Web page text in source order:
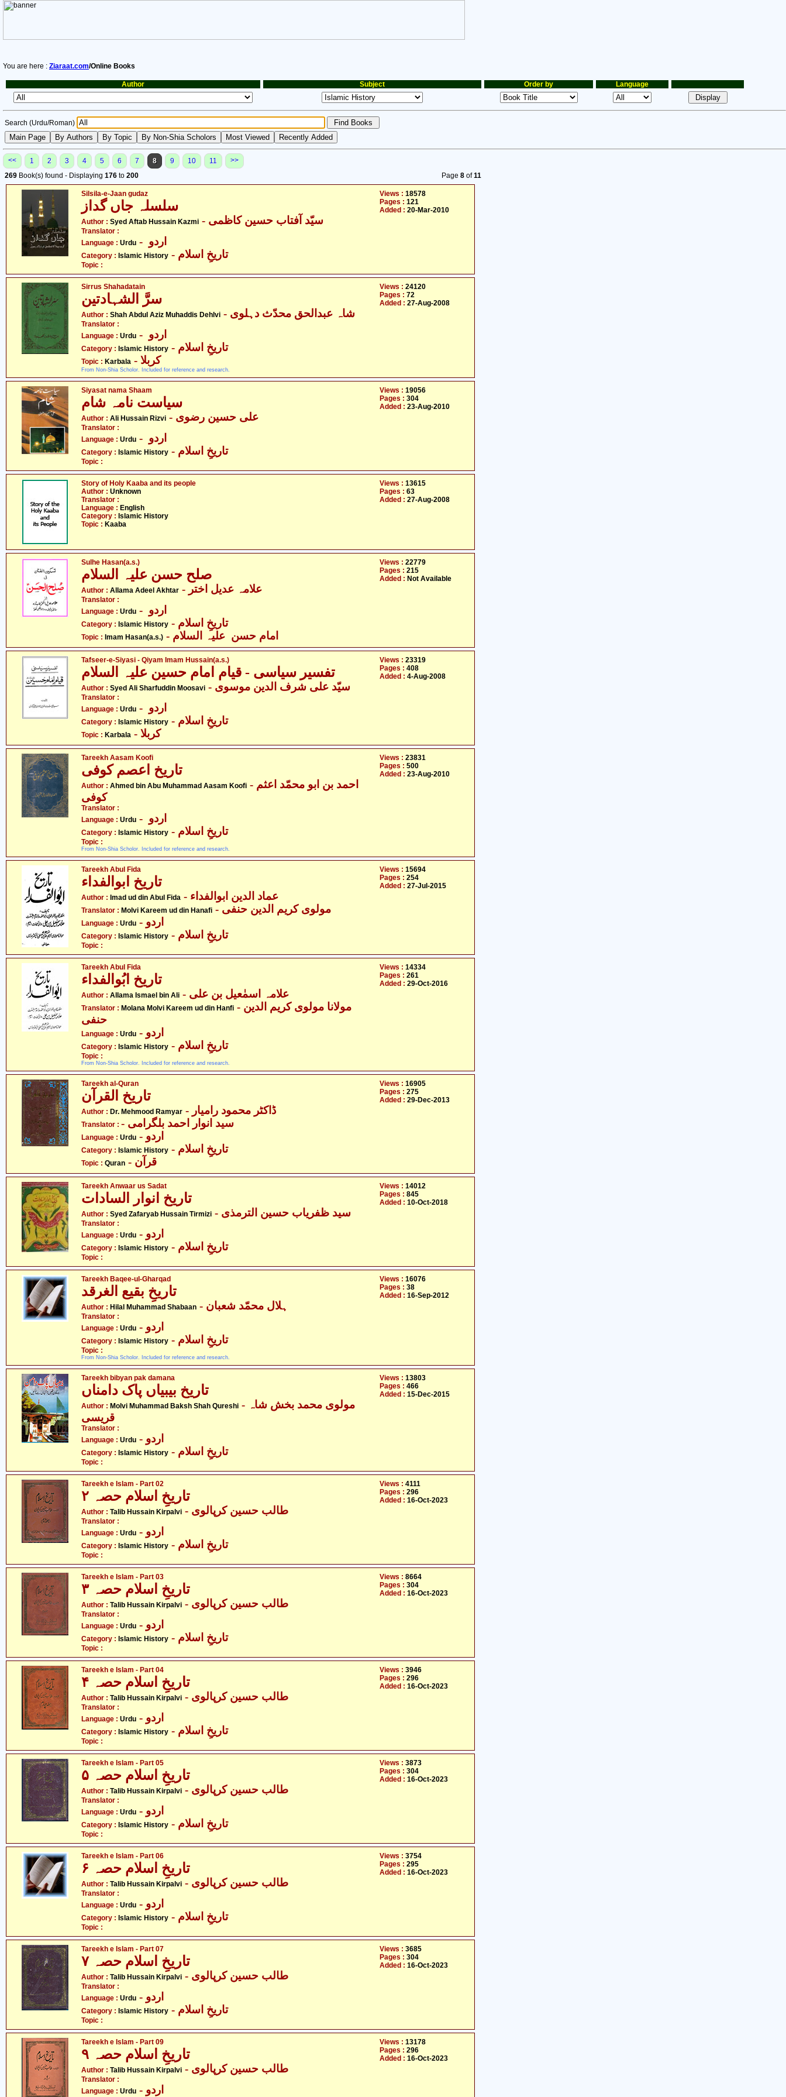
You are here : Ziaraat.com/Online Books
Author Subject Order by Language
Search (Urdu/Roman)
<< 1 2 3 4 5 6 7 8 9 10 11
>>
269 Book(s) found - Displaying 176 to 200 Page 8of11
Silsila-e-Jaan gudaz
Author : Syed Aftab Hussain Kazmi - سیّد آفتاب حسین کاظمی
Translator :
Language : Urdu
Category : Islamic History - تاریخِ اسلام
Topic :
Views : 18578
Pages : 121
Added : 20-Mar-2010
Sirrus Shahadatain
Author : Shah Abdul Aziz Muhaddis Dehlvi - شاہ عبدالحق محدّث دہلوی
Translator :
Language : Urdu
Category : Islamic History - تاریخِ اسلام
Topic : Karbala - کربلا
From Non-Shia Scholor. Included for reference and research.
Views : 24120
Pages : 72
Added : 27-Aug-2008
Siyasat nama Shaam
Author : Ali Hussain Rizvi
Translator :
Language : Urdu
Category : Islamic History - تاریخِ اسلام
Topic :
Views : 19056
Pages : 304
Added : 23-Aug-2010
Story of Holy Kaaba and its people
Author : Unknown
Translator :
Language : English
Category : Islamic History
Topic : Kaaba
Views : 13615
Pages : 63
Added : 27-Aug-2008
Sulhe Hasan(a.s.)
صلح حسن علیہ السلام
Author : Allama Adeel Akhtar - علامہ عدیل اختر
Translator :
Language : Urdu
Category : Islamic History - تاریخِ اسلام
Topic : Imam Hasan(a.s.) - امام حسن علیہ السلام
Views : 22779
Pages : 215
Added : Not Available
Tafseer-e-Siyasi - Qiyam Imam Hussain(a.s.)
تفسیر سیاسی - قیام امام حسین علیہ السلام
Author : Syed Ali Sharfuddin Moosavi - سیّد علی شرف الدین موسوی
Translator :
Language : Urdu
Category : Islamic History - تاریخِ اسلام
Topic : Karbala - کربلا
Views : 23319
Pages : 408
Added : 4-Aug-2008
Tareekh Aasam Koofi
تاریخ اعصم کوفی
Author : Ahmed bin Abu Muhammad Aasam Koofi - احمد بن ابو محمّد اعثم
کوفی
Translator :
Language : Urdu
Category : Islamic History - تاریخِ اسلام
Topic :
From Non-Shia Scholor. Included for reference and research.
Views : 23831
Pages : 500
Added : 23-Aug-2010
Tareekh Abul Fida
تاریخ ابوالفداء
Author : Imad ud din Abul Fida - عماد الدین ابوالفداء
Translator : Molvi Kareem ud din Hanafi - مولوی کریم الدین حنفی
Language : Urdu - اردو
Category : Islamic History - تاریخِ اسلام
Topic :
Views : 15694
Pages : 254
Added : 27-Jul-2015
Tareekh Abul Fida
تاریخ ابُوالفداء
Author : Allama Ismael bin Ali - علامہ اسمٰعیل بن علی
Translator : Molana Molvi Kareem ud din Hanfi - مولانا مولوی کریم الدین
حنفی
Language : Urdu - اردو
Category : Islamic History - تاریخِ اسلام
Topic :
From Non-Shia Scholor. Included for reference and research.
Views : 14334
Pages : 261
Added : 29-Oct-2016
Tareekh al-Quran
تاریخ القرآن
Author : Dr. Mehmood Ramyar - ڈاکٹر محمود رامیار
Translator : - سید انوار احمد بلگرامی
Language : Urdu - اردو
Category : Islamic History - تاریخِ اسلام
Topic : Quran - قرآن
Views : 16905
Pages : 275
Added : 29-Dec-2013
Tareekh Anwaar us Sadat
تاریخ انوار السادات
Author : Syed Zafaryab Hussain Tirmizi - سید ظفریاب حسین الترمذی
Translator :
Language : Urdu - اردو
Category : Islamic History - تاریخِ اسلام
Topic :
Views : 14012
Pages : 845
Added : 10-Oct-2018
Tareekh Baqee-ul-Gharqad
تاریخِ بقیع الغرقد
Author : Hilal Muhammad Shabaan - ہلال محمّد شعبان
Translator :
Language : Urdu - اردو
Category : Islamic History - تاریخِ اسلام
Topic :
From Non-Shia Scholor. Included for reference and research.
Views : 16076
Pages : 38
Added : 16-Sep-2012
Tareekh bibyan pak damana
تاریخ بیبیاں پاک دامناں
Author : Molvi Muhammad Baksh Shah Qureshi - مولوی محمد بخش شاہ
قریسی
Translator :
Language : Urdu - اردو
Category : Islamic History - تاریخِ اسلام
Topic :
Views : 13803
Pages : 466
Added : 15-Dec-2015
Tareekh e Islam - Part 02
تاریخِ اسلام حصہ ۲
Author : Talib Hussain Kirpalvi - طالب حسین کرپالوی
Translator :
Language : Urdu - اردو
Category : Islamic History - تاریخِ اسلام
Topic :
Views : 4111
Pages : 296
Added : 16-Oct-2023
Tareekh e Islam - Part 03
تاریخِ اسلام حصہ ۳
Author : Talib Hussain Kirpalvi - طالب حسین کرپالوی
Translator :
Language : Urdu - اردو
Category : Islamic History - تاریخِ اسلام
Topic :
Views : 8664
Pages : 304
Added : 16-Oct-2023
Tareekh e Islam - Part 04
تاریخِ اسلام حصہ ۴
Author : Talib Hussain Kirpalvi - طالب حسین کرپالوی
Translator :
Language : Urdu - اردو
Category : Islamic History - تاریخِ اسلام
Topic :
Views : 3946
Pages : 296
Added : 16-Oct-2023
Tareekh e Islam - Part 05
تاریخِ اسلام حصہ ۵
Author : Talib Hussain Kirpalvi - طالب حسین کرپالوی
Translator :
Language : Urdu - اردو
Category : Islamic History - تاریخِ اسلام
Topic :
Views : 3873
Pages : 304
Added : 16-Oct-2023
Tareekh e Islam - Part 06
تاریخِ اسلام حصہ ۶
Author : Talib Hussain Kirpalvi - طالب حسین کرپالوی
Translator :
Language : Urdu - اردو
Category : Islamic History - تاریخِ اسلام
Topic :
Views : 3754
Pages : 295
Added : 16-Oct-2023
Tareekh e Islam - Part 07
تاریخِ اسلام حصہ ۷
Author : Talib Hussain Kirpalvi - طالب حسین کرپالوی
Translator :
Language : Urdu - اردو
Category : Islamic History - تاریخِ اسلام
Topic :
Views : 3685
Pages : 304
Added : 16-Oct-2023
Tareekh e Islam - Part 09
تاریخِ اسلام حصہ ۹
Author : Talib Hussain Kirpalvi - طالب حسین کرپالوی
Translator :
Language : Urdu
- اردو
Views : 13178
Pages : 296
Added : 16-Oct-2023